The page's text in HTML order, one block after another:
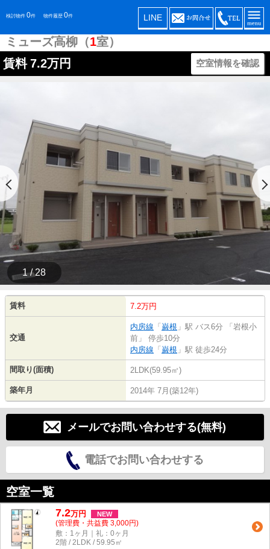
検討物件 0件 物件履歴 0件 LINE
ミューズ高柳（1室）
賃料 7.2万円 空室情報を確認
1 / 28
賃料 7.2万円
交通
内房線 「 巌根 」駅 バス6分 「岩根小
前」 停歩10分
内房線 「 巌根 」駅 徒歩24分
間取り(面積) 2LDK(59.95㎡)
築年月 2014年 7月(築12年)
メールでお問い合わせする(無料)
電話でお問い合わせする
空室一覧
7.2万円 NEW
(管理費・共益費 3,000円)
敷：1ヶ月｜礼：0ヶ月
2階 / 2LDK / 59.95㎡